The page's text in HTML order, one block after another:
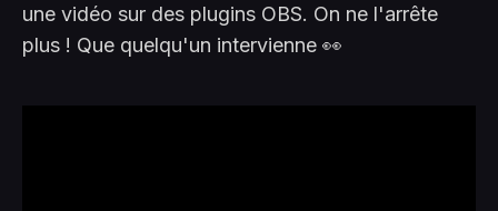
une vidéo sur des plugins OBS. On ne l'arrête
plus ! Que quelqu'un intervienne 👀